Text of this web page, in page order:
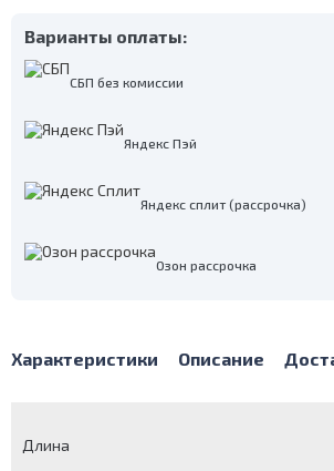
Варианты оплаты:
СБП без комиссии
Яндекс Пэй
Яндекс сплит (рассрочка)
Озон рассрочка
Характеристики Описание
Длина